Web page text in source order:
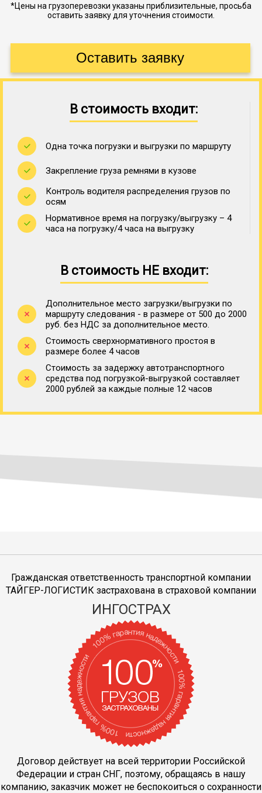
*Цены на грузоперевозки указаны приблизительные, просьба
оставить заявку для уточнения стоимости.
В стоимость входит:
Одна точка погрузки и выгрузки по маршруту
Закрепление груза ремнями в кузове
Контроль водителя распределения грузов по
осям
Нормативное время на погрузку/выгрузку – 4
часа на погрузку/4 часа на выгрузку
В стоимость НЕ входит:
Дополнительное место загрузки/выгрузки по
маршруту следования - в размере от 500 до 2000
руб. без НДС за дополнительное место.
Стоимость сверхнормативного простоя в
размере более 4 часов
Стоимость за задержку автотранспортного
средства под погрузкой-выгрузкой составляет
2000 рублей за каждые полные 12 часов
Гражданская ответственность транспортной компании
ТАЙГЕР-ЛОГИСТИК застрахована в страховой компании
ИНГОСТРАХ
Договор действует на всей территории Российской
Федерации и стран СНГ, поэтому, обращаясь в нашу
компанию, заказчик может не беспокоиться о сохранности